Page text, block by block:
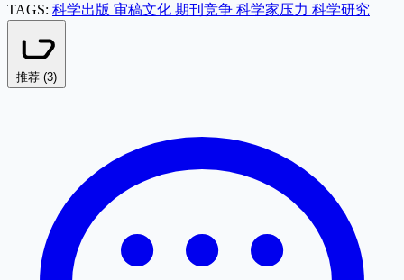
TAGS: 科学出版 审稿文化 期刊竞争 科学家压力 科学研究
推荐 (3)